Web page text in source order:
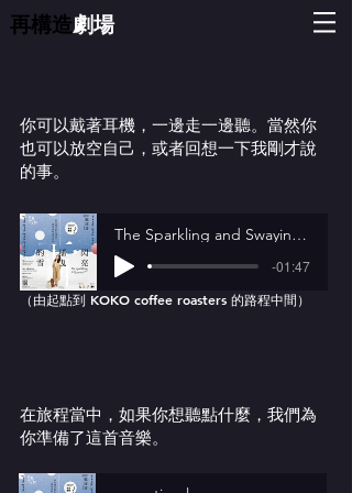
再構造劇場
你可以戴著耳機，一邊走一邊聽。當然你
也可以放空自己，或者回想一下我剛才說
的事。
The Sparkling and Swaying Snow 2
-01:47
（由起點到 KOKO coffee roasters 的路程中間）
在旅程當中，如果你想聽點什麼，我們為
你準備了這首音樂。